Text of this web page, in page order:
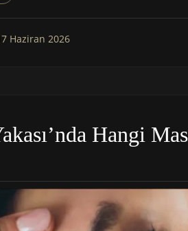
Haziran 2026
Hangi